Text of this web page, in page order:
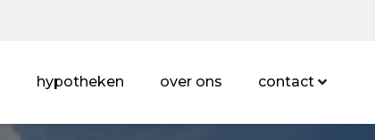
hypotheken over ons contact